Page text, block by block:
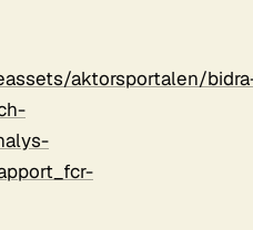
aktorsportalen/